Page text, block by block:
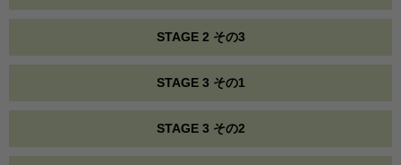
STAGE 2 その3
STAGE 3 その1
STAGE 3 その2